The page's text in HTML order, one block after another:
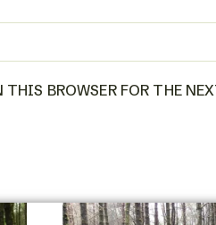
BROWSER FOR THE